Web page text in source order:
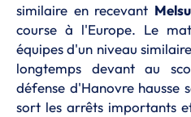
similaire en recevant
course à l'Europe. Le
équipes d'un niveau
longtemps devant au
défense d'Hanovre hausse
sort les arrêts importants